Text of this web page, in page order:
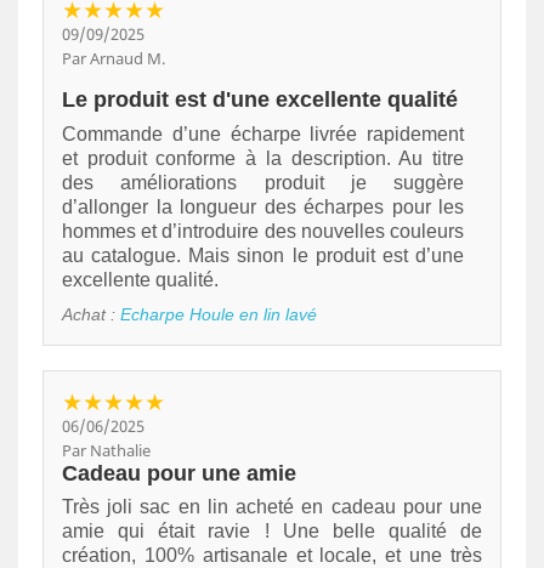
★★★★★
09/09/2025
Par Arnaud M.
Le produit est d'une excellente qualité
Commande d’une écharpe livrée rapidement
et produit conforme à la description. Au titre
des améliorations produit je suggère
d’allonger la longueur des écharpes pour les
hommes et d’introduire des nouvelles couleurs
au catalogue. Mais sinon le produit est d’une
excellente qualité.
Achat : Echarpe Houle en lin lavé
★★★★★
06/06/2025
Par Nathalie
Cadeau pour une amie
Très joli sac en lin acheté en cadeau pour une
amie qui était ravie ! Une belle qualité de
création, 100% artisanale et locale, et une très